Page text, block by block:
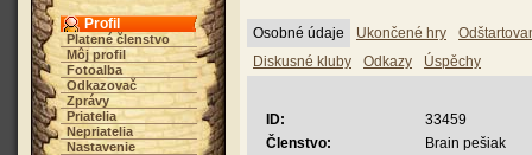
Profil
Platené členstvo
Môj profil
Fotoalba
Odkazovač
Zprávy
Priatelia
Nepriatelia
Nastavenie
Osobné údaje Ukončené hry
Diskusné kluby
Odkazy Úspěchy
ID:
33459
Členstvo:
Brain pešiak